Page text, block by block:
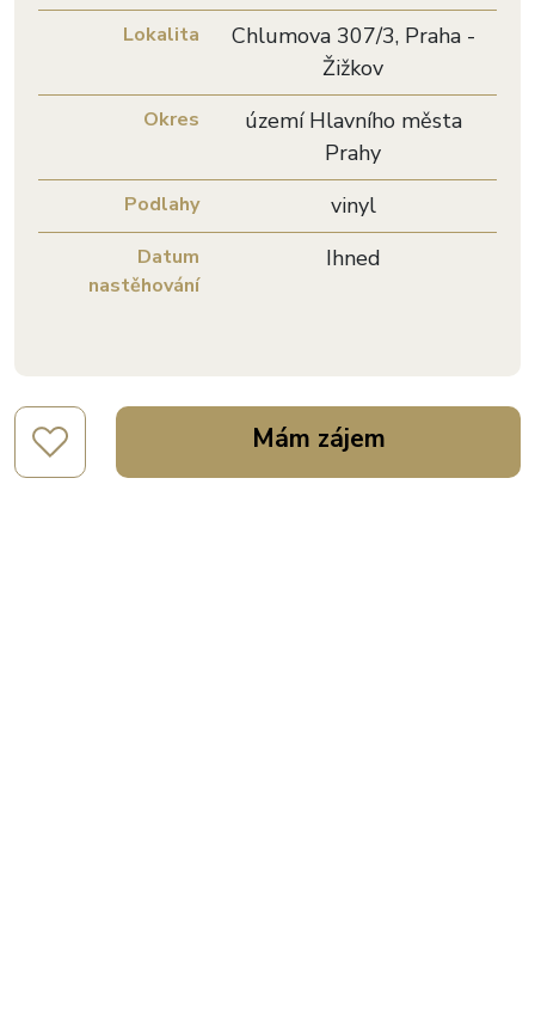
Lokalita
Chlumova 307/3, Praha -
Žižkov
Okres
území Hlavního města
Prahy
Podlahy vinyl
Datum
nastěhování
Ihned
Mám zájem